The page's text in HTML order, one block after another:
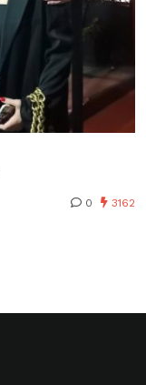
0 3162